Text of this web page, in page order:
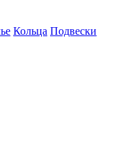
Кольца Подвески